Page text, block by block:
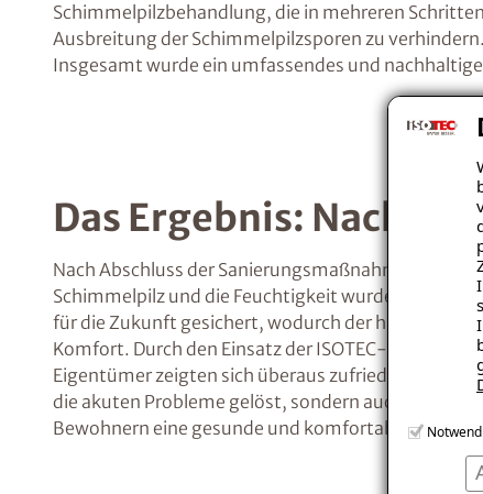
Schimmelpilzbehandlung, die in mehreren
Ausbreitung der Schimmelpilzsporen zu
Insgesamt wurde ein umfassendes und
Das Ergebnis:
Nach Abschluss der Sanierungsmaßnahmen
Schimmelpilz und die Feuchtigkeit wurden
für die Zukunft gesichert, wodurch der historische
Komfort. Durch den Einsatz der ISOTEC-
Eigentümer zeigten sich überaus zufrieden mit
die akuten Probleme gelöst, sondern auch den
Bewohnern eine gesunde und komfortable